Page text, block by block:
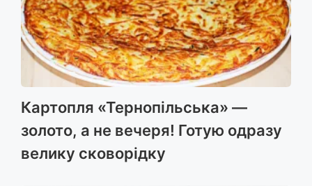
Картопля «Тернопільська» —
золото, а не вечеря! Готую одразу
велику сковорідку